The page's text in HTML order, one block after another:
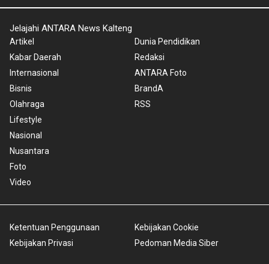
Jelajahi ANTARA News Kalteng
Artikel
Kabar Daerah
Internasional
Bisnis
Olahraga
Lifestyle
Nasional
Nusantara
Foto
Video
Dunia Pendidikan
Redaksi
ANTARA Foto
BrandA
RSS
Ketentuan Penggunaan
Kebijakan Privasi
Kebijakan Cookie
Pedoman Media Siber